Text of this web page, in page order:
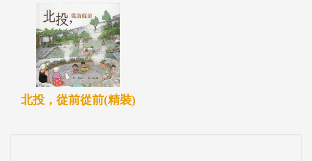
北投，從前從前(精裝)